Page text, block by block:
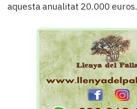
aquesta anualitat 20.000 euros.